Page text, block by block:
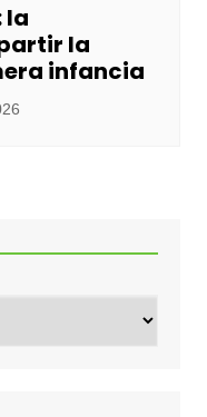
la
la
infancia